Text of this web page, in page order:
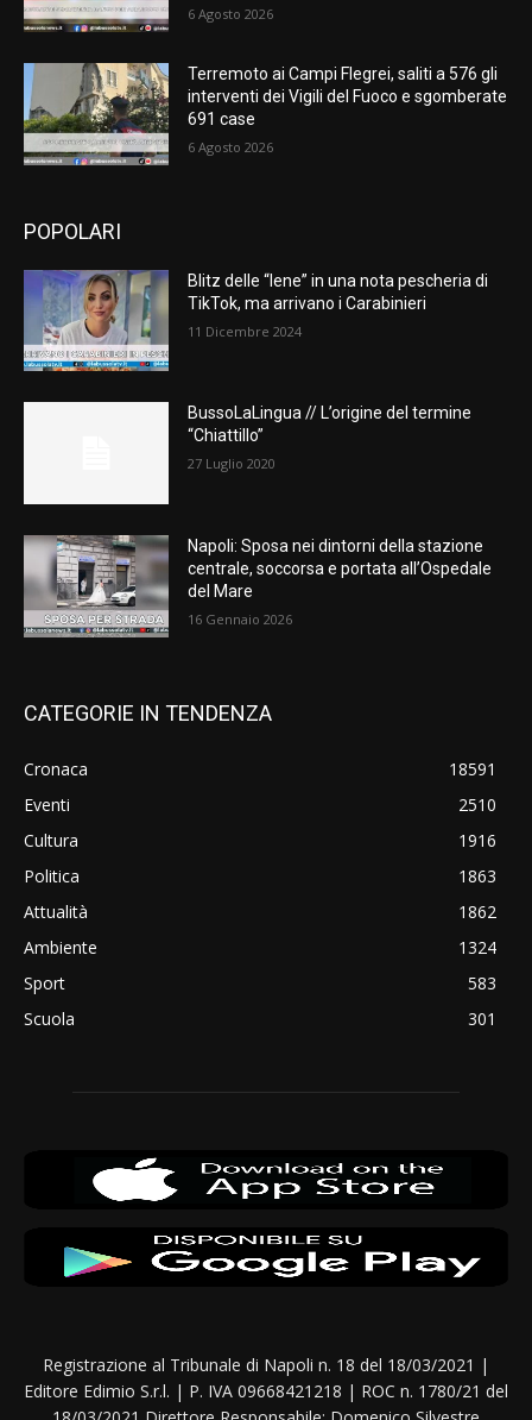
6 Agosto 2026
Terremoto ai Campi Flegrei, saliti a 576 gli
interventi dei Vigili del Fuoco e sgomberate
691 case
6 Agosto 2026
POPOLARI
Blitz delle “Iene” in una nota pescheria di
TikTok, ma arrivano i Carabinieri
11 Dicembre 2024
BussoLaLingua // L’origine del termine
“Chiattillo”
27 Luglio 2020
Napoli: Sposa nei dintorni della stazione
centrale, soccorsa e portata all’Ospedale
del Mare
16 Gennaio 2026
CATEGORIE IN TENDENZA
Cronaca
18591
Eventi
2510
Cultura
1916
Politica
1863
Attualità
1862
Ambiente
1324
Sport
583
Scuola
301
Registrazione al Tribunale di Napoli n. 18 del 18/03/2021 |
Editore Edimio S.r.l. | P. IVA 09668421218 | ROC n. 1780/21 del